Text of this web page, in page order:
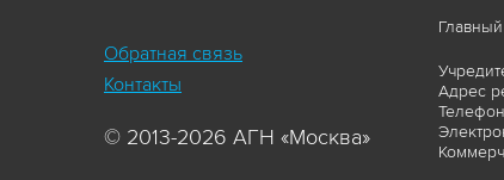
Обратная связь
Контакты
© 2013-2026 АГН «Москва»
Адрес